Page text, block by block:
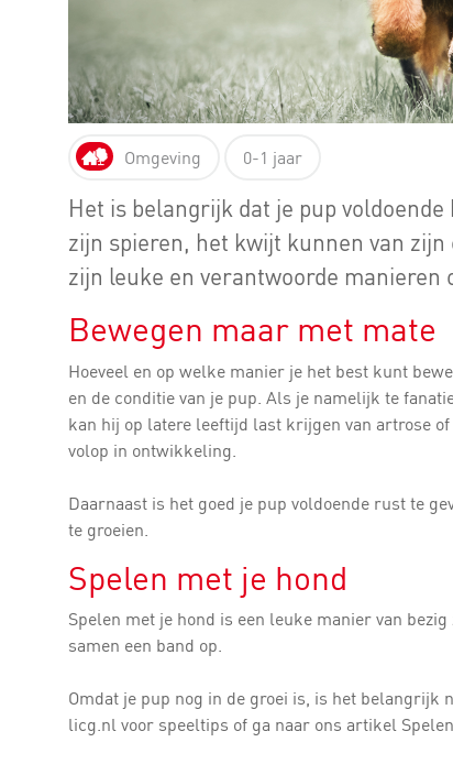
Omgeving 0-1 jaar
Het is belangrijk dat je pup
zijn spieren, het kwijt kunnen van
zijn leuke en verantwoorde manieren
Bewegen maar met mate
Hoeveel en op welke manier je het best kunt
en de conditie van je pup. Als je namelijk te
kan hij op latere leeftijd last krijgen van artrose
volop in ontwikkeling.
Daarnaast is het goed je pup voldoende rust te
te groeien.
Spelen met je hond
Spelen met je hond is een leuke manier van
samen een band op.
Omdat je pup nog in de groei is, is het
licg.nl voor speeltips of ga naar ons artikel